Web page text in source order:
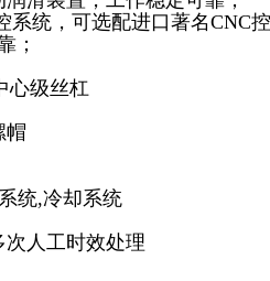
系统，可选配进口著名CNC
；
心级丝杠
帽
。
护外罩
,,照明系统,冷却系
次人工时效处理